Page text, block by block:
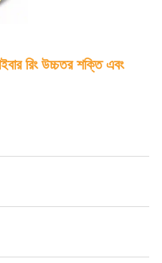
রিং উচ্চতর শক্তি এবং